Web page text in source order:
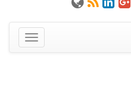
عرض
القائمة